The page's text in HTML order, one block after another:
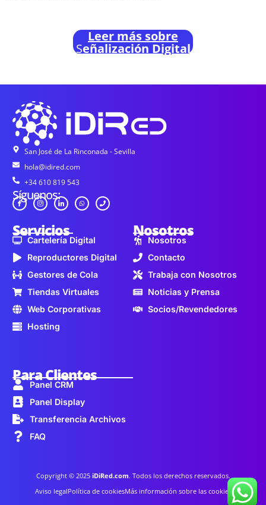
Leer más sobre
Señalización Digital
San José de La Rinconada - Sevilla
hola@idired.com
+34 610 819 543
Síguenos:
Servicios
Cartelería Digital
Reproductores Digital
Gestores de Cola
Tiendas Virtuales
Web Corporativas
Hosting
Nosotros
Nosotros
Contacto
Trabaja con Nosotros
Noticias y Prensa
Socios/Revendedores
Para Clientes
Panel CRM
Panel Display
Transferencia Archivos
FAQ
Copyright © 2025 iDiRed.com. Todos los derechos reservados.
Aviso legalPolítica de cookiesMás información sobre las cookies